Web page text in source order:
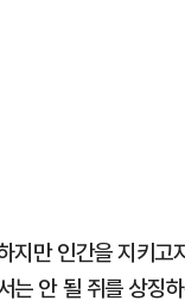
지만 인간을 지키
는 안 될 쥐를 상징